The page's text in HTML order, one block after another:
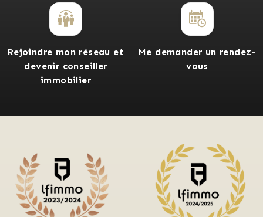
Rejoindre mon réseau et
devenir conseiller
immobilier
Me demander un rendez-
vous